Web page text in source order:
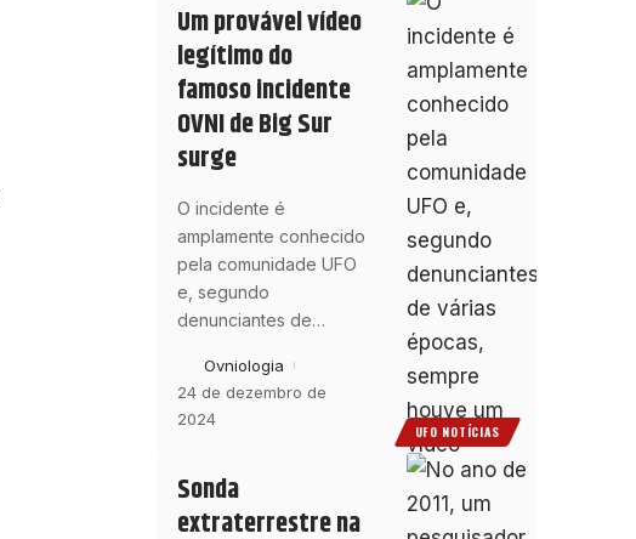
UFO NOTÍCIAS
Um provável vídeo
legítimo do
famoso incidente
OVNI de Big Sur
surge
O incidente é
amplamente conhecido
pela comunidade UFO
e, segundo
denunciantes de…
Ovniologia
24 de dezembro de
2024
Sonda
extraterrestre na